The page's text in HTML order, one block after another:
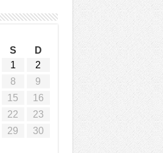
S
D
1
2
8
9
15
16
22
23
29
30